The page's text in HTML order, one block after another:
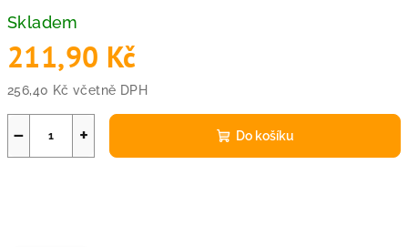
Skladem
211,90 Kč
256,40 Kč včetně DPH
+
− Do košíku